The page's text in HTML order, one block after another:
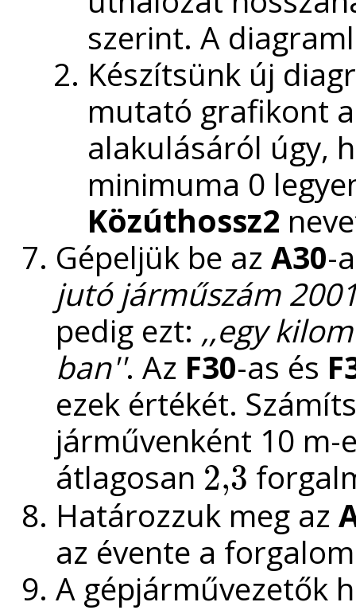
szerint. A
Készítsünk új
mutató grafikont
alakulásáról úgy,
minimuma 0
Közúthossz2
Gépeljük be az A30-
jutó járműszám
pedig ezt: ,,egy
ban''. Az F30-as és
ezek értékét.
járművenként 10 m-
átlagosan 2,3
2,3
Határozzuk meg az
az évente a
A gépjárművezetők